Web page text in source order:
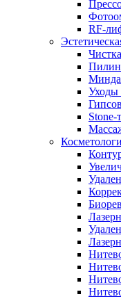
RF-
Уходы
Stone-